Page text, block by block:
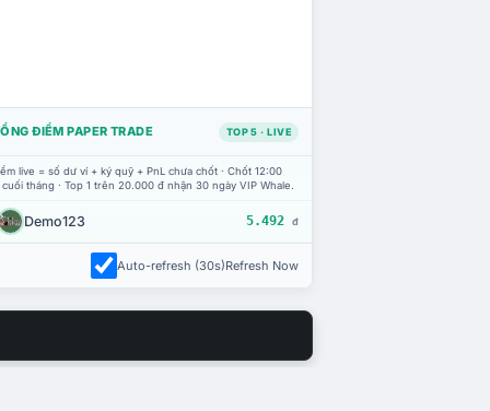
ĐIỂM PAPER TRADE TOP 5 · LIVE
live = số dư ví + ký quỹ + PnL chưa chốt · Chốt 12:00
tháng · Top 1 trên 20.000 đ nhận 30 ngày VIP Whale.
Demo123 5.492 đ
Auto-refresh (30s)Refresh Now